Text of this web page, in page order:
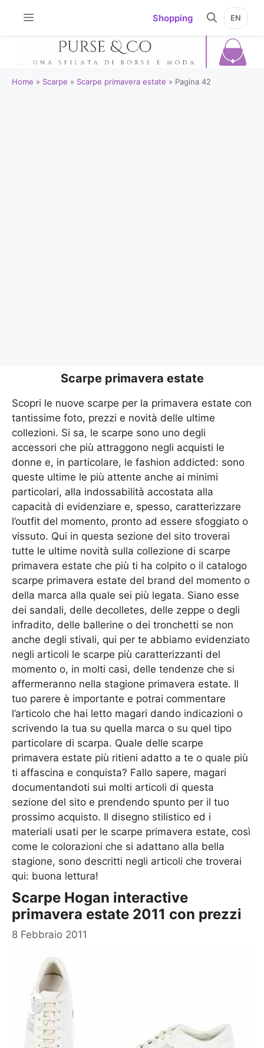
Shopping EN
Home » Scarpe » Scarpe primavera estate » Pagina 42
Scarpe primavera estate
Scopri le nuove scarpe per la primavera estate con
tantissime foto, prezzi e novità delle ultime
collezioni. Si sa, le scarpe sono uno degli
accessori che più attraggono negli acquisti le
donne e, in particolare, le fashion addicted: sono
queste ultime le più attente anche ai minimi
particolari, alla indossabilità accostata alla
capacità di evidenziare e, spesso, caratterizzare
l’outfit del momento, pronto ad essere sfoggiato o
vissuto. Qui in questa sezione del sito troverai
tutte le ultime novità sulla collezione di scarpe
primavera estate che più ti ha colpito o il catalogo
scarpe primavera estate del brand del momento o
della marca alla quale sei più legata. Siano esse
dei sandali, delle decolletes, delle zeppe o degli
infradito, delle ballerine o dei tronchetti se non
anche degli stivali, qui per te abbiamo evidenziato
negli articoli le scarpe più caratterizzanti del
momento o, in molti casi, delle tendenze che si
affermeranno nella stagione primavera estate. Il
tuo parere è importante e potrai commentare
l’articolo che hai letto magari dando indicazioni o
scrivendo la tua su quella marca o su quel tipo
particolare di scarpa. Quale delle scarpe
primavera estate più ritieni adatto a te o quale più
ti affascina e conquista? Fallo sapere, magari
documentandoti sui molti articoli di questa
sezione del sito e prendendo spunto per il tuo
prossimo acquisto. Il disegno stilistico ed i
materiali usati per le scarpe primavera estate, così
come le colorazioni che si adattano alla bella
stagione, sono descritti negli articoli che troverai
qui: buona lettura!
Scarpe Hogan interactive
primavera estate 2011 con prezzi
8 Febbraio 2011